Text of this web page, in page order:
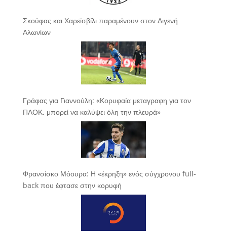
Σκούφας και Χαρεϊσβίλι παραμένουν στον Διγενή
Αλωνίων
Γράφας για Γιαννούλη: «Κορυφαία μεταγραφη για τον
ΠΑΟΚ, μπορεί να καλύψει όλη την πλευρά»
Φρανσίσκο Μόουρα: Η «έκρηξη» ενός σύγχρονου full-
back που έφτασε στην κορυφή